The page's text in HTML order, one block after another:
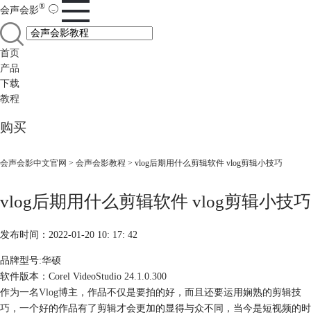
会声会影®
首页
产品
下载
教程
购买
会声会影中文官网 > 会声会影教程 > vlog后期用什么剪辑软件 vlog剪辑小技巧
vlog后期用什么剪辑软件 vlog剪辑小技巧
发布时间：2022-01-20 10: 17: 42
品牌型号:华硕
软件版本：Corel VideoStudio 24.1.0.300
作为一名Vlog博主，作品不仅是要拍的好，而且还要运用娴熟的剪辑技
巧，一个好的作品有了剪辑才会更加的显得与众不同，当今是短视频的时